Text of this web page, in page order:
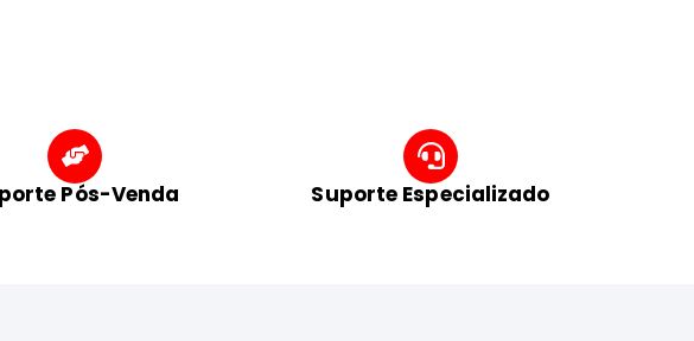
Pós-Venda Suporte Especializado